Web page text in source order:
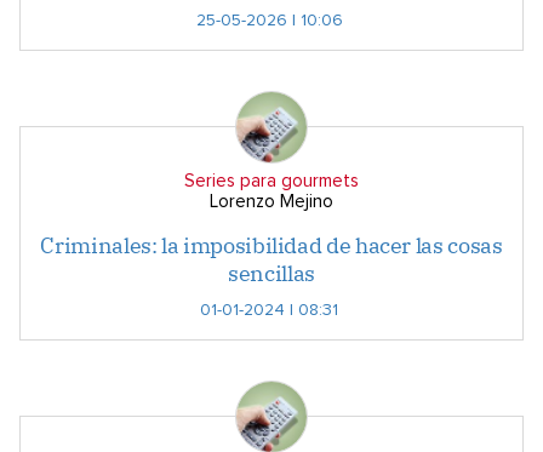
25-05-2026 | 10:06
Series para gourmets
Lorenzo Mejino
Criminales: la imposibilidad de hacer las cosas
sencillas
01-01-2024 | 08:31